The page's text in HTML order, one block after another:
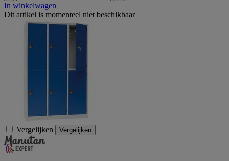
In winkelwagen
Dit artikel is momenteel niet beschikbaar
Vergelijken Vergelijken